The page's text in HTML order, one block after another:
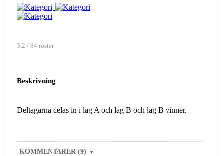
3.2 / 84 röster
Beskrivning
Deltagarna delas in i lag A och lag B och lag B vinner.
KOMMENTARER (9) ▼